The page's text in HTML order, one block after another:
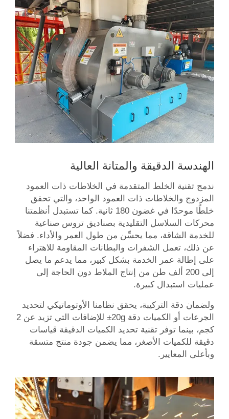
الهندسة الدقيقة والمتانة العالية
ندمج تقنية الخلط المتقدمة في الخلاطات ذات العمود
المزدوج والخلاطات ذات العمود الواحد، والتي تحقق
خلطًا موحدًا في غضون 180 ثانية. كما تستبدل أنظمتنا
محركات السلاسل التقليدية بصناديق تروس صناعية
للخدمة الشاقة، مما يحسِّن من طول العمر والأداء. فضلاً
عن ذلك، تعمل الشفرات والبطانات المقاومة للاهتراء
على إطالة عمر الخدمة بشكل كبير، مما يدعم ما يصل
إلى 200 ألف طن من إنتاج الملاط دون الحاجة إلى
عمليات استبدال كبيرة.
ولضمان دقة التركيبة، يحقق نظامنا الأوتوماتيكي لتحديد
الجرعات أو الكميات دقة±20g
للإضافات التي تزيد عن 2
كجم، بينما توفر تقنية تحديد الكميات الدقيقة قياسات
دقيقة للكميات الأصغر، مما يضمن جودة منتج متسقة
وبأعلى المعايير.